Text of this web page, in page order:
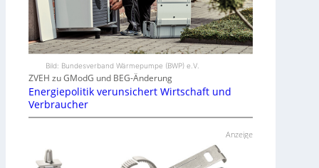
Bild: Bundesverband Wärmepumpe (BWP) e.V.
ZVEH zu GModG und BEG-Änderung
Energiepolitik verunsichert Wirtschaft und
Verbraucher
Anzeige